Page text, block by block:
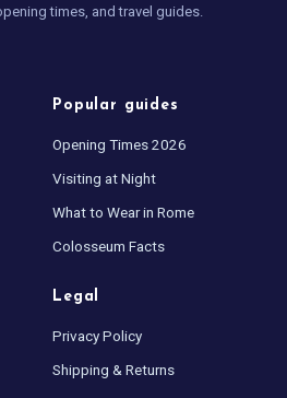
times, and travel guides.
Popular guides
Opening Times 2026
Visiting at Night
What to Wear in Rome
Colosseum Facts
Legal
Privacy Policy
Shipping & Returns